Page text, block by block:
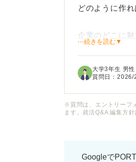
どのように作
企業のどこに
「成長したい
企業の採用担
⋯続きを読む▼
大学3年生 男性
質問日：2026/
※質問は、エントリーフ
ます。就活Q&A 編集方針
Googleで